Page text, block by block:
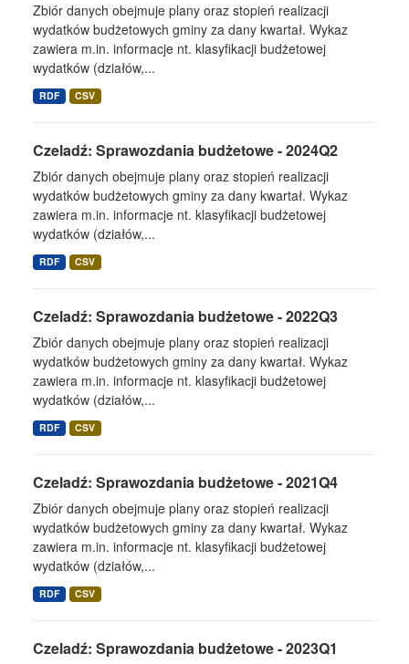
Zbiór danych obejmuje plany oraz stopień realizacji
wydatków budżetowych gminy za dany kwartał. Wykaz
zawiera m.in. informacje nt. klasyfikacji budżetowej
wydatków (działów,...
RDF CSV
Czeladź: Sprawozdania budżetowe - 2024Q2
Zbiór danych obejmuje plany oraz stopień realizacji
wydatków budżetowych gminy za dany kwartał. Wykaz
zawiera m.in. informacje nt. klasyfikacji budżetowej
wydatków (działów,...
RDF CSV
Czeladź: Sprawozdania budżetowe - 2022Q3
Zbiór danych obejmuje plany oraz stopień realizacji
wydatków budżetowych gminy za dany kwartał. Wykaz
zawiera m.in. informacje nt. klasyfikacji budżetowej
wydatków (działów,...
RDF CSV
Czeladź: Sprawozdania budżetowe - 2021Q4
Zbiór danych obejmuje plany oraz stopień realizacji
wydatków budżetowych gminy za dany kwartał. Wykaz
zawiera m.in. informacje nt. klasyfikacji budżetowej
wydatków (działów,...
RDF CSV
Czeladź: Sprawozdania budżetowe - 2023Q1